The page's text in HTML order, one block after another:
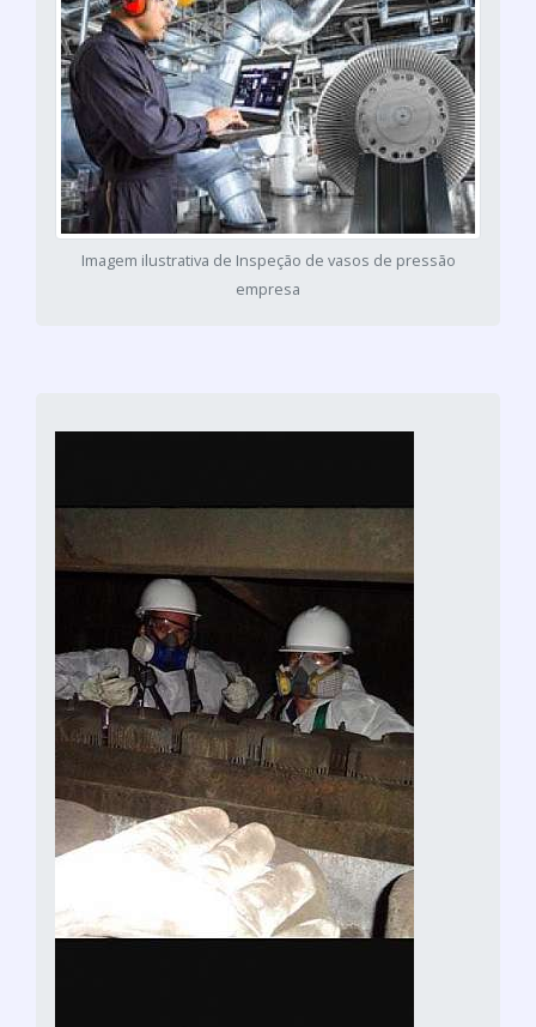
Imagem ilustrativa de Inspeção de vasos de pressão
empresa